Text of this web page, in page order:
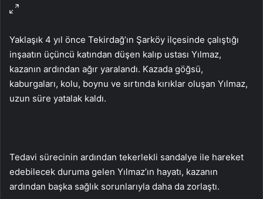
Yaklaşık 4 yıl önce Tekirdağ’ın Şarköy ilçesinde çalıştığı
inşaatın üçüncü katından düşen kalıp ustası Yılmaz,
kazanın ardından ağır yaralandı. Kazada göğsü,
kaburgaları, kolu, boynu ve sırtında kırıklar oluşan Yılmaz,
uzun süre yatalak kaldı.
Tedavi sürecinin ardından tekerlekli sandalye ile hareket
edebilecek duruma gelen Yılmaz’ın hayatı, kazanın
ardından başka sağlık sorunlarıyla daha da zorlaştı.